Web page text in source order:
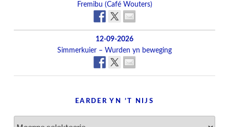
Fremibu (Café Wouters)
12-09-2026
Simmerkuier – Wurden yn beweging
EARDER YN ’T NIJS